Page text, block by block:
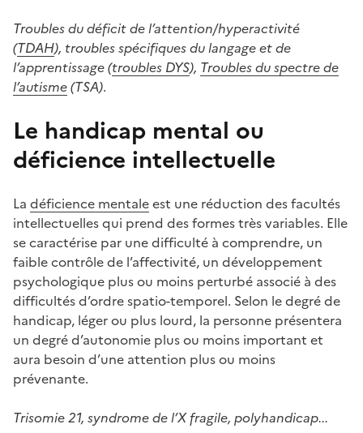
Troubles du déficit de l’attention/hyperactivité
(TDAH), troubles spécifiques du langage et de
l’apprentissage (troubles DYS), Troubles du spectre de
l’autisme(TSA).
Le handicap mental ou
déficience intellectuelle
La déficience mentaleest une réduction des facultés
intellectuelles qui prend des formes très variables. Elle
se caractérise par une difficulté à comprendre, un
faible contrôle de l’affectivité, un développement
psychologique plus ou moins perturbé associé à des
difficultés d’ordre spatio-temporel. Selon le degré de
handicap, léger ou plus lourd, la personne présentera
un degré d’autonomie plus ou moins important et
aura besoin d’une attention plus ou moins
prévenante.
Trisomie 21, syndrome de l’X fragile, polyhandicap...